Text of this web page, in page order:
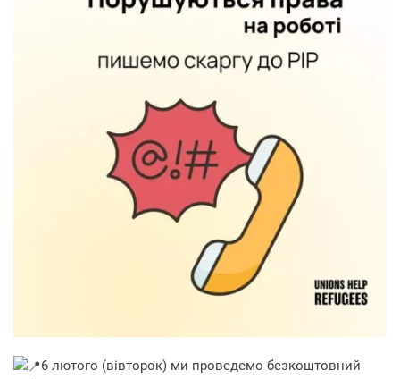
6 лютого (вівторок) ми проведемо безкоштовний